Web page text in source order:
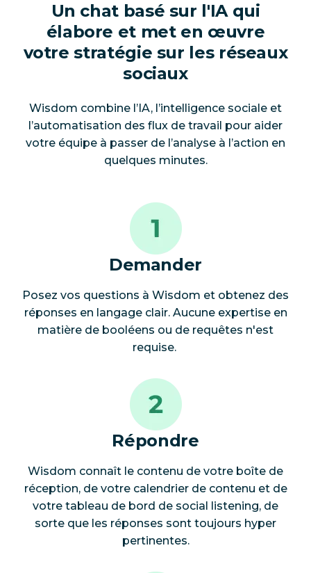
Un chat basé sur l'IA qui
élabore et met en œuvre
votre stratégie sur les réseaux
sociaux
Wisdom combine l’IA, l’intelligence sociale et
l’automatisation des flux de travail pour aider
votre équipe à passer de l’analyse à l’action en
quelques minutes.
Demander
Posez vos questions à Wisdom et obtenez des
réponses en langage clair. Aucune expertise en
matière de booléens ou de requêtes n'est
requise.
Répondre
Wisdom connaît le contenu de votre boîte de
réception, de votre calendrier de contenu et de
votre tableau de bord de social listening, de
sorte que les réponses sont toujours hyper
pertinentes.